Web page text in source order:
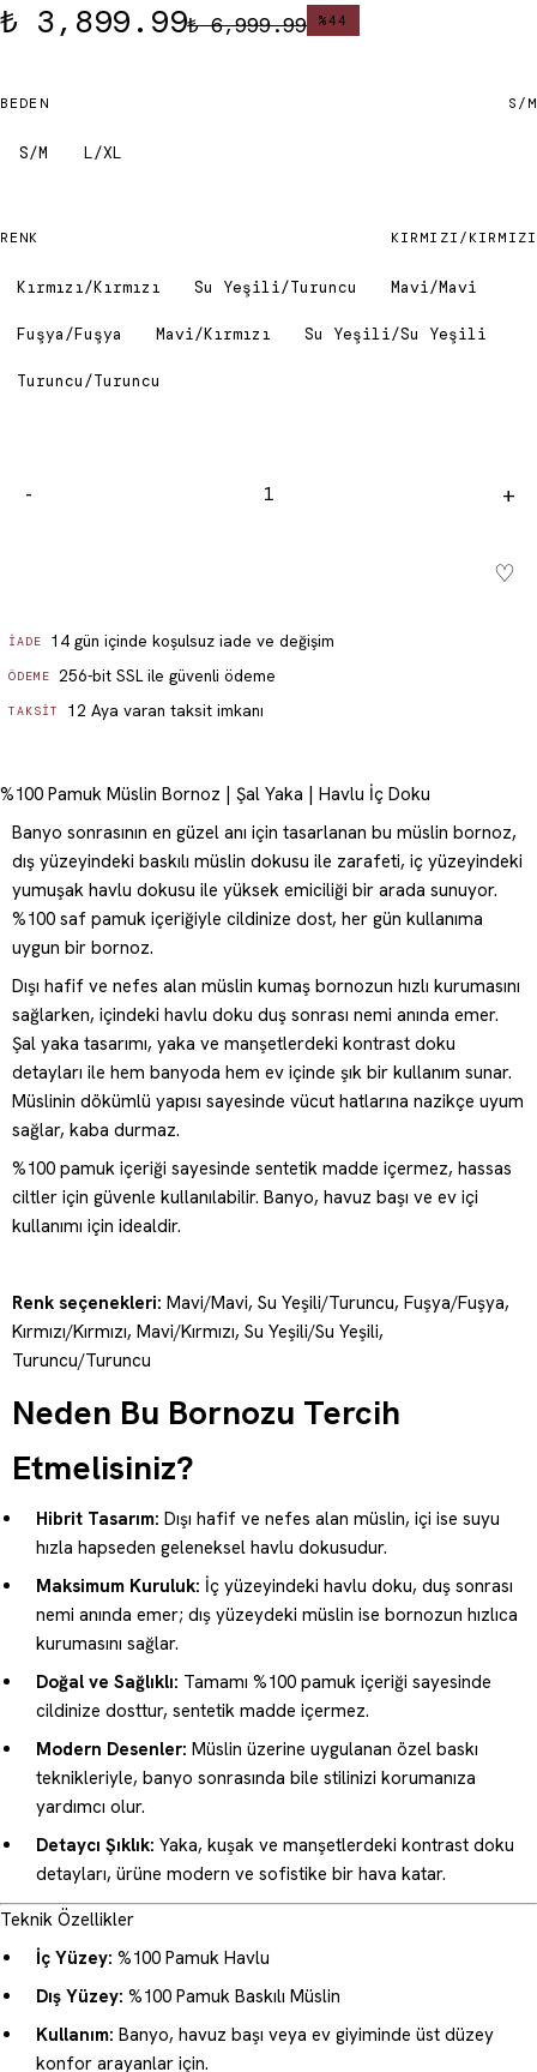
₺ 3,899.99₺ 6,999.99 %44
BEDEN S/M
S/M L/XL
RENK KIRMIZI/KIRMIZI
Kırmızı/Kırmızı Su Yeşili/Turuncu Mavi/Mavi
Fuşya/Fuşya Mavi/Kırmızı Su Yeşili/Su Yeşili
Turuncu/Turuncu
- +
♡
İADE 14 gün içinde koşulsuz iade ve değişim
ÖDEME 256-bit SSL ile güvenli ödeme
TAKSIT 12 Aya varan taksit imkanı
%100 Pamuk Müslin Bornoz | Şal Yaka | Havlu İç Doku
Banyo sonrasının en güzel anı için tasarlanan bu müslin bornoz,
dış yüzeyindeki baskılı müslin dokusu ile zarafeti, iç yüzeyindeki
yumuşak havlu dokusu ile yüksek emiciliği bir arada sunuyor.
%100 saf pamuk içeriğiyle cildinize dost, her gün kullanıma
uygun bir bornoz.
Dışı hafif ve nefes alan müslin kumaş bornozun hızlı kurumasını
sağlarken, içindeki havlu doku duş sonrası nemi anında emer.
Şal yaka tasarımı, yaka ve manşetlerdeki kontrast doku
detayları ile hem banyoda hem ev içinde şık bir kullanım sunar.
Müslinin dökümlü yapısı sayesinde vücut hatlarına nazikçe uyum
sağlar, kaba durmaz.
%100 pamuk içeriği sayesinde sentetik madde içermez, hassas
ciltler için güvenle kullanılabilir. Banyo, havuz başı ve ev içi
kullanımı için idealdir.
Renk seçenekleri: Mavi/Mavi, Su Yeşili/Turuncu, Fuşya/Fuşya,
Kırmızı/Kırmızı, Mavi/Kırmızı, Su Yeşili/Su Yeşili,
Turuncu/Turuncu
Neden Bu Bornozu Tercih
Etmelisiniz?
Hibrit Tasarım: Dışı hafif ve nefes alan müslin, içi ise suyu
hızla hapseden geleneksel havlu dokusudur.
Maksimum Kuruluk: İç yüzeyindeki havlu doku, duş sonrası
nemi anında emer; dış yüzeydeki müslin ise bornozun hızlıca
kurumasını sağlar.
Doğal ve Sağlıklı: Tamamı %100 pamuk içeriği sayesinde
cildinize dosttur, sentetik madde içermez.
Modern Desenler: Müslin üzerine uygulanan özel baskı
teknikleriyle, banyo sonrasında bile stilinizi korumanıza
yardımcı olur.
Detaycı Şıklık: Yaka, kuşak ve manşetlerdeki kontrast doku
detayları, ürüne modern ve sofistike bir hava katar.
Teknik Özellikler
İç Yüzey: %100 Pamuk Havlu
Dış Yüzey: %100 Pamuk Baskılı Müslin
Kullanım: Banyo, havuz başı veya ev giyiminde üst düzey
konfor arayanlar için.